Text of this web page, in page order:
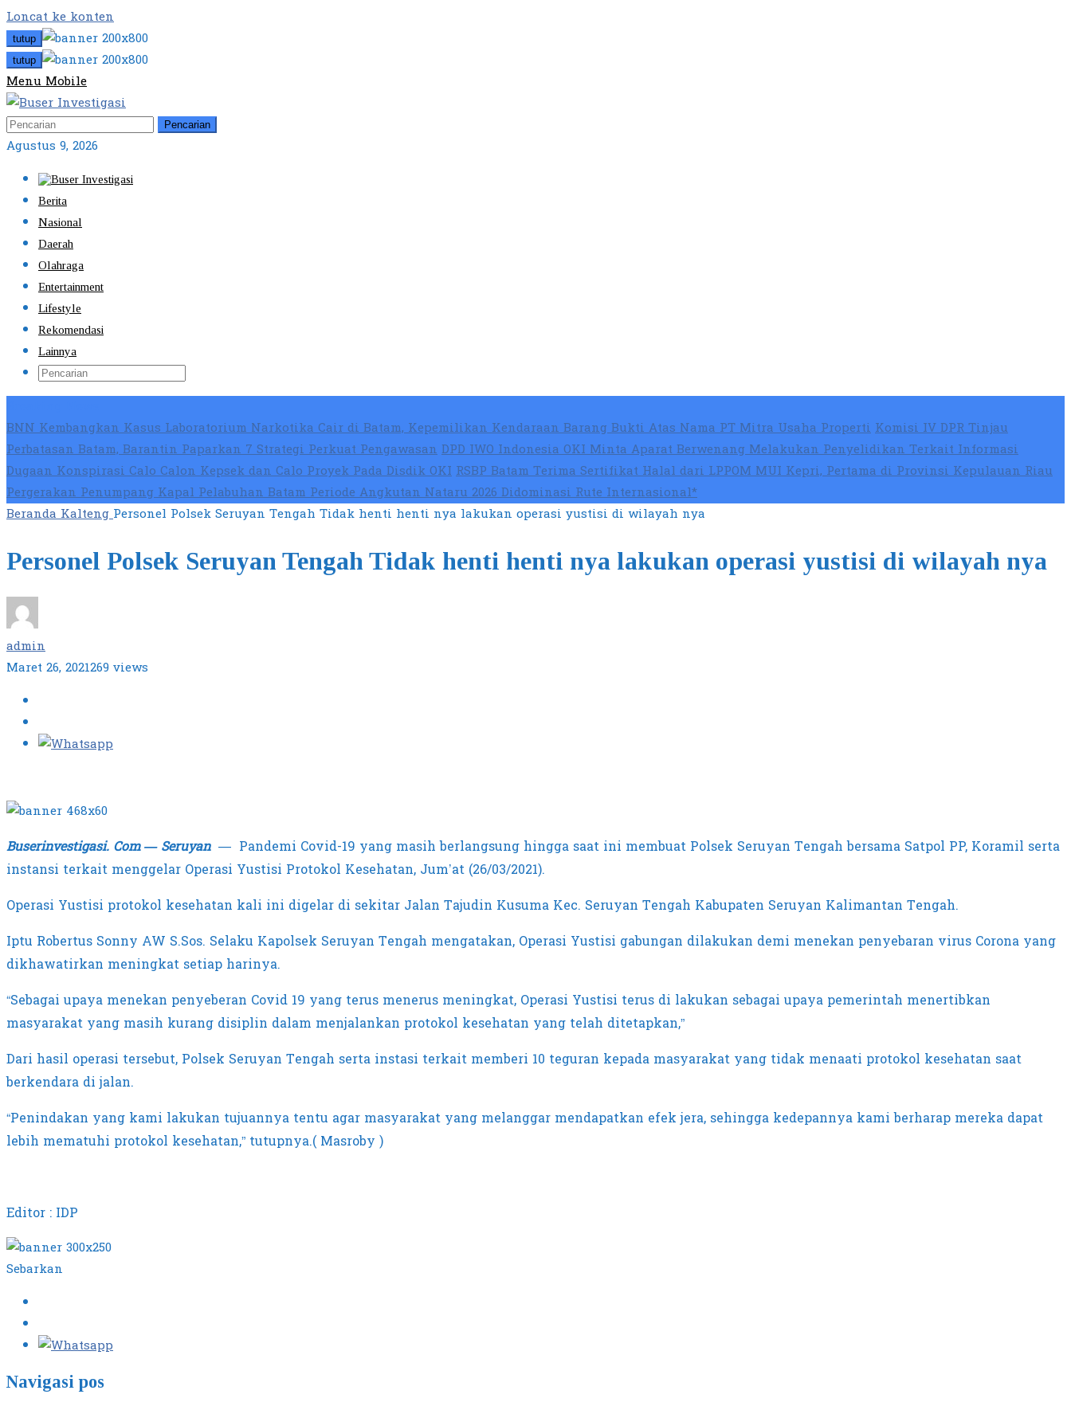
Loncat ke konten
tutup
tutup
Menu Mobile
Pencarian
Agustus 9, 2026
Berita
Nasional
Daerah
Olahraga
Entertainment
Lifestyle
Rekomendasi
Lainnya
BNN Kembangkan Kasus Laboratorium Narkotika Cair di Batam, Kepemilikan Kendaraan Barang Bukti Atas Nama PT Mitra Usaha PropertiKomisi IV DPR Tinjau
Perbatasan Batam, Barantin Paparkan 7 Strategi Perkuat PengawasanDPD IWO Indonesia OKI Minta Aparat Berwenang Melakukan Penyelidikan Terkait Informasi
Dugaan Konspirasi Calo Calon Kepsek dan Calo Proyek Pada Disdik OKIRSBP Batam Terima Sertifikat Halal dari LPPOM MUI Kepri, Pertama di Provinsi Kepulauan Riau
Pergerakan Penumpang Kapal Pelabuhan Batam Periode Angkutan Nataru 2026 Didominasi Rute Internasional*
BerandaKalteng Personel Polsek Seruyan Tengah Tidak henti henti nya lakukan operasi yustisi di wilayah nya
Personel Polsek Seruyan Tengah Tidak henti henti nya lakukan operasi yustisi di wilayah nya
admin
Maret 26, 2021269 views
Buserinvestigasi. Com — Seruyan— Pandemi Covid-19 yang masih berlangsung hingga saat ini membuat Polsek Seruyan Tengah bersama Satpol PP, Koramil serta
instansi terkait menggelar Operasi Yustisi Protokol Kesehatan, Jum’at (26/03/2021).
Operasi Yustisi protokol kesehatan kali ini digelar di sekitar Jalan Tajudin Kusuma Kec. Seruyan Tengah Kabupaten Seruyan Kalimantan Tengah.
Iptu Robertus Sonny AW S.Sos. Selaku Kapolsek Seruyan Tengah mengatakan, Operasi Yustisi gabungan dilakukan demi menekan penyebaran virus Corona yang
dikhawatirkan meningkat setiap harinya.
“Sebagai upaya menekan penyeberan Covid 19 yang terus menerus meningkat, Operasi Yustisi terus di lakukan sebagai upaya pemerintah menertibkan
masyarakat yang masih kurang disiplin dalam menjalankan protokol kesehatan yang telah ditetapkan,”
Dari hasil operasi tersebut, Polsek Seruyan Tengah serta instasi terkait memberi 10 teguran kepada masyarakat yang tidak menaati protokol kesehatan saat
berkendara di jalan.
“Penindakan yang kami lakukan tujuannya tentu agar masyarakat yang melanggar mendapatkan efek jera, sehingga kedepannya kami berharap mereka dapat
lebih mematuhi protokol kesehatan,” tutupnya.( Masroby )
Editor : IDP
Sebarkan
Navigasi pos